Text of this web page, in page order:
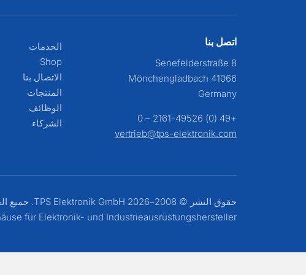
اتصل بنا
Senefelderstraße 8
41066 Mönchengladbach
Germany
+49 (0) 2161-49526 – 0
vertrieb@tps-elektronik.com
الخدمات
Shop
الاتصال بنا
المنتجات
الوظائف
الشركاء
حقوق النشر © 2008–2026 TPS Elektronik GmbH. جميع الحقوق محفوظة. |
für Elektronik- und Industrieausrüstungshersteller